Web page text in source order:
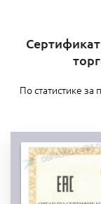
По статистике